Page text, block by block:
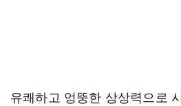
유쾌하고 엉뚱한 상상력으로